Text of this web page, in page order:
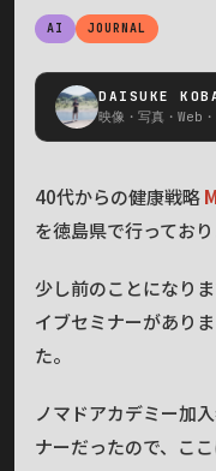
AI JOURNAL
DAISUKE
映像・写真・
40代からの健康戦略
を徳島県で行っており
少し前のことになり
イブセミナーがあり
た。
ノマドアカデミー加
ナーだったので、こ